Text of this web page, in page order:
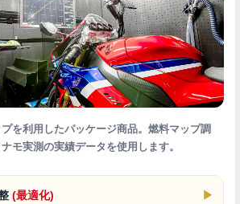
を利用したパッケージ商品。燃料マップ調
モ実測の実績データを使用します。
(最適化) ▶